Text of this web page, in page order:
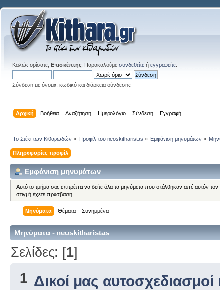
Καλώς ορίσατε, Επισκέπτης . Παρακαλούμε συνδεθείτε ή εγγραφείτε
Σύνδεση με όνομα, κωδικό και διάρκεια σύνδεσης
Αρχική Βοήθεια Αναζήτηση Ημερολόγιο Σύνδεση Εγγραφή
Το Στέκι των Κιθαρωδών » Προφίλ του neoskitharistas » Εμφάνιση μηνυμάτων »
Πληροφορίες προφίλ
Εμφάνιση μηνυμάτων
Αυτό το τμήμα σας επιτρέπει να δείτε όλα τα μηνύματα που στάλθηκαν από αυτόν
στιγμή έχετε πρόσβαση.
Μηνύματα Θέματα Συνημμένα
Μηνύματα - neoskitharistas
Σελίδες: [1]
1 Δικοί μας αυτοσχεδιασμοί